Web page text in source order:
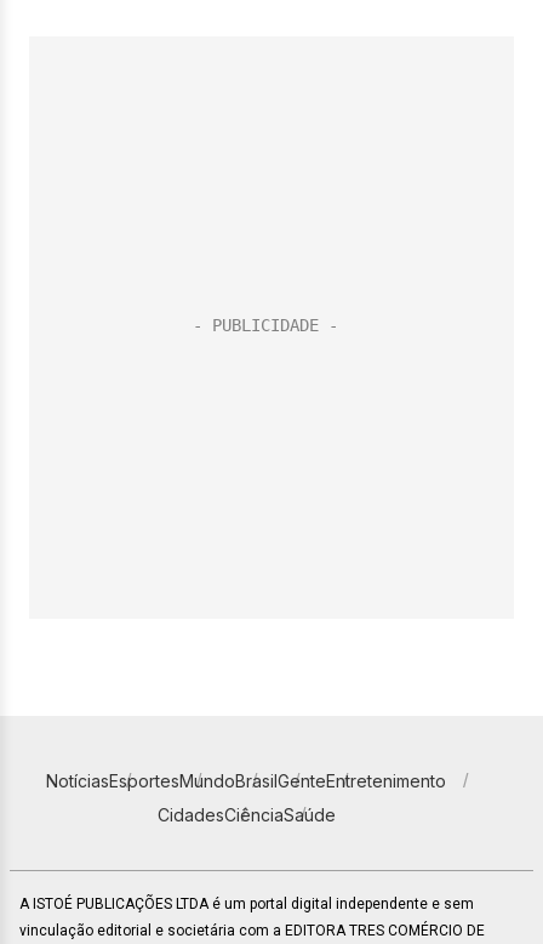
NotíciasEsportesMundoBrasilGenteEntretenimento
CidadesCiênciaSaúde
A ISTOÉ PUBLICAÇÕES LTDA é um portal digital independente e sem
vinculação editorial e societária com a EDITORA TRES COMÉRCIO DE